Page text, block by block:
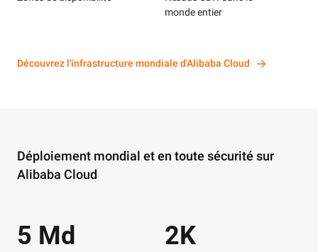
monde entier
Découvrez l'infrastructure mondiale d'Alibaba Cloud
Déploiement mondial et en toute sécurité sur
Alibaba Cloud
5 Md 2K